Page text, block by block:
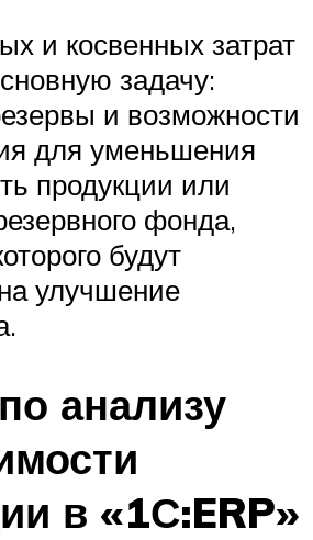
и косвенных затрат
задачу:
и возможности
для уменьшения
продукции или
фонда,
будут
улучшение
анализу
в «1С:ERP»